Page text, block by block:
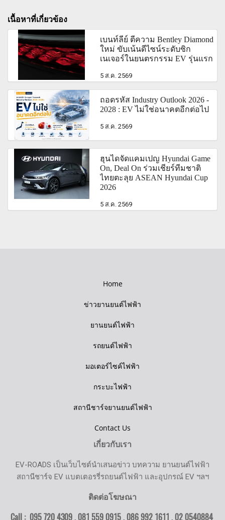
เนื้อหาที่เกี่ยวข้อง
เบนท์ลีย์ ตีความ Bentley Diamond
ใหม่ ขับเน้นดีไซน์ระดับซิก
เนเจอร์ในยนตรกรรม EV รุ่นแรก
5 ส.ค. 2569
ถอดรหัส Industry Outlook 2026 -
2028 : EV ไม่ใช่อนาคตอีกต่อไป
5 ส.ค. 2569
ฮุนไดจัดแคมเปญ Hyundai Game
On, Deal On ร่วมเชียร์ทีมชาติ
ไทยตะลุย ASEAN Hyundai Cup
2026
5 ส.ค. 2569
Home
ข่าวยานยนต์ไฟฟ้า
ยานยนต์ไฟฟ้า
รถยนต์ไฟฟ้า
มอเตอร์ไซค์ไฟฟ้า
กระบะไฟฟ้า
สถานีชาร์จยานยนต์ไฟฟ้า
Contact Us
เกี่ยวกับเรา
EV-ROADS เป็นเว็บไซต์นำเสนอข่าว บทความ ยานยนต์ไฟฟ้า
สถานีชาร์จ EV แบตเตอรรี่รถยนต์ไฟฟ้า และอุปกรณ์ EV ฯลฯ
ติดต่อโฆษณา
Call : 095 720 4309 , 081 559 0915 , 086 992 1611 ,02 0540884